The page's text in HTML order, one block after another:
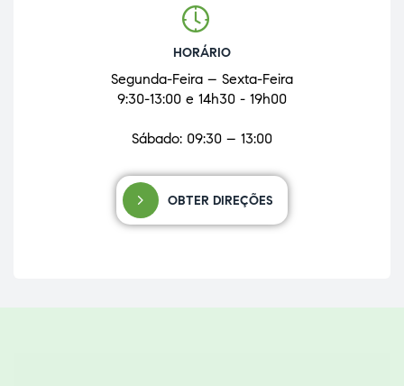
HORÁRIO
Segunda-Feira – Sexta-Feira
9:30-13:00 e 14h30 - 19h00
Sábado: 09:30 – 13:00
OBTER DIREÇÕES